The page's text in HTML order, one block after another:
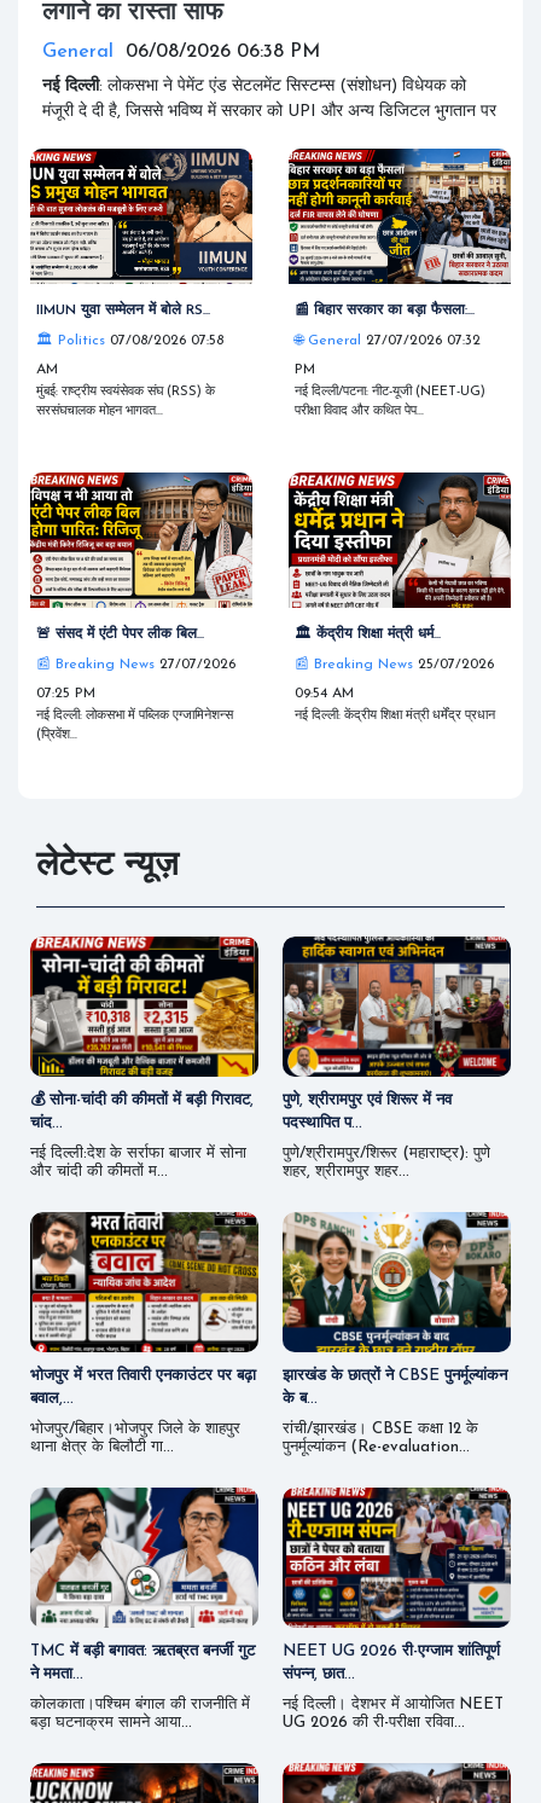
लगाने का रास्ता साफ
General 06/08/2026 06:38 PM
नई दिल्ली: लोकसभा ने पेमेंट एंड सेटलमेंट सिस्टम्स (संशोधन) विधेयक को
मंजूरी दे दी है, जिससे भविष्य में सरकार को UPI और अन्य डिजिटल भुगतान पर
IIMUN युवा सम्मेलन में बोले RS...
🏛️ Politics 07/08/2026 07:58
AM
मुंबई: राष्ट्रीय स्वयंसेवक संघ (RSS) के
सरसंघचालक मोहन भागवत...
📰 बिहार सरकार का बड़ा फैसला:...
🌐 General
27/07/2026 07:32
PM
नई दिल्ली/पटना: नीट-यूजी (NEET-UG)
परीक्षा विवाद और कथित पेप...
🚨 संसद में एंटी पेपर लीक बिल...
📰 Breaking News 27/07/2026
07:25 PM
नई दिल्ली: लोकसभा में पब्लिक एग्जामिनेशन्स
(प्रिवेंश...
🏛️ केंद्रीय शिक्षा मंत्री धर्म...
📰 Breaking News 25/07/2026
09:54 AM
नई दिल्ली: केंद्रीय शिक्षा मंत्री धर्मेंद्र प्रधान
लेटेस्ट न्यूज़
💰 सोना-चांदी की कीमतों में बड़ी गिरावट,
चांद...
नई दिल्ली:देश के सर्राफा बाजार में सोना
और चांदी की कीमतों म...
पुणे, श्रीरामपुर एवं शिरूर में नव
पदस्थापित प...
पुणे/श्रीरामपुर/शिरूर (महाराष्ट्र): पुणे
शहर, श्रीरामपुर शहर...
भोजपुर में भरत तिवारी एनकाउंटर पर बढ़ा
बवाल,...
भोजपुर/बिहार।भोजपुर जिले के शाहपुर
थाना क्षेत्र के बिलौटी गा...
झारखंड के छात्रों ने CBSE पुनर्मूल्यांकन
के ब...
रांची/झारखंड। CBSE कक्षा 12 के
पुनर्मूल्यांकन (Re-evaluation...
TMC में बड़ी बगावत: ऋतब्रत बनर्जी गुट
ने ममता...
कोलकाता।पश्चिम बंगाल की राजनीति में
बड़ा घटनाक्रम सामने आया...
NEET UG 2026 री-एग्जाम शांतिपूर्ण
संपन्न, छात...
नई दिल्ली। देशभर में आयोजित NEET
UG 2026 की री-परीक्षा रविवा...